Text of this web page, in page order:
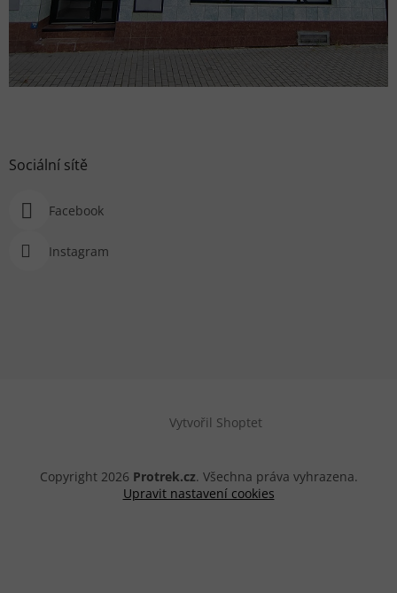
Sociální sítě
Facebook
Instagram
Vytvořil Shoptet
Copyright 2026 Protrek.cz. Všechna práva vyhrazena.
Upravit nastavení cookies